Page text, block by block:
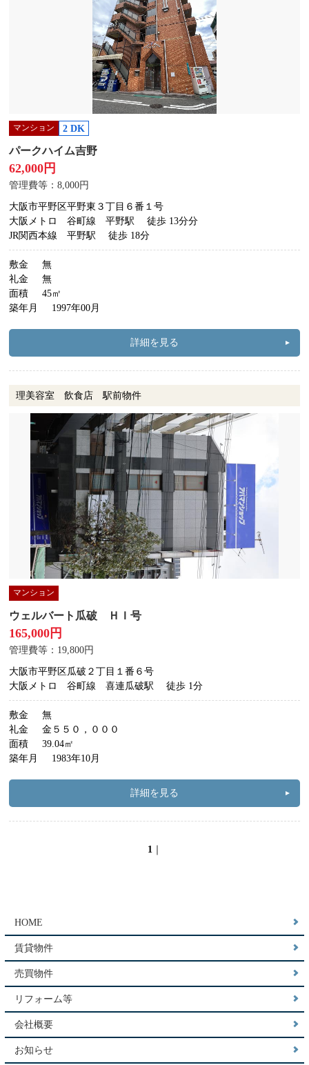
マンション 2 DK
パークハイム吉野
62,000円
管理費等：8,000円
大阪市平野区平野東３丁目６番１号
大阪メトロ 谷町線 平野駅 徒歩 13分分
JR関西本線 平野駅 徒歩 18分
敷金
無
礼金
無
面積
45㎡
築年月
1997年00月
詳細を見る
理美容室 飲食店 駅前物件
マンション
ウェルバート瓜破 ＨＩ号
165,000円
管理費等：19,800円
大阪市平野区瓜破２丁目１番６号
大阪メトロ 谷町線 喜連瓜破駅 徒歩 1分
敷金
無
礼金
金５５０，０００
面積
39.04㎡
築年月
1983年10月
詳細を見る
1｜
HOME
賃貸物件
売買物件
リフォーム等
会社概要
お知らせ